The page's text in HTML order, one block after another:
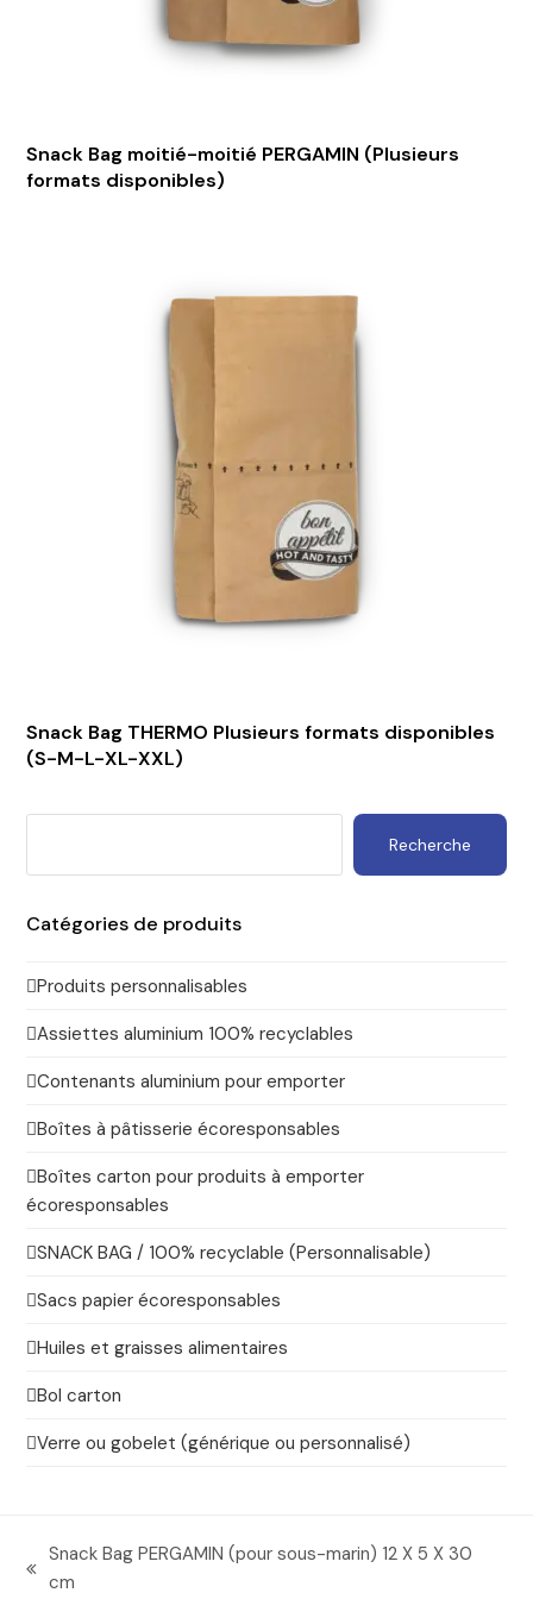
Snack Bag moitié-moitié PERGAMIN (Plusieurs
formats disponibles)
Snack Bag THERMO Plusieurs formats disponibles
(S-M-L-XL-XXL)
Recherche
Catégories de produits
Produits personnalisables
Assiettes aluminium 100% recyclables
Contenants aluminium pour emporter
Boîtes à pâtisserie écoresponsables
Boîtes carton pour produits à emporter
écoresponsables
SNACK BAG / 100% recyclable (Personnalisable)
Sacs papier écoresponsables
Huiles et graisses alimentaires
Bol carton
Verre ou gobelet (générique ou personnalisé)
previous
Snack Bag PERGAMIN (pour sous-marin) 12 X 5 X 30
cm